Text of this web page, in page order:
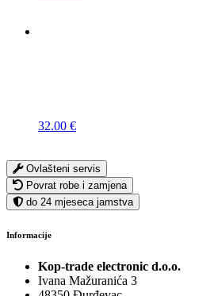
32.00 €
Ovlašteni servis
Povrat robe i zamjena
do 24 mjeseca jamstva
Informacije
Kop-trade electronic d.o.o.
Ivana Mažuranića 3